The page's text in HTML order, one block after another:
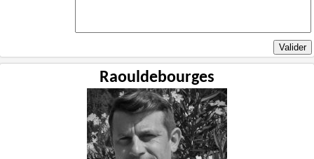
Raouldebourges